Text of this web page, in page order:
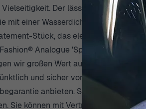
Der lässige Stil
mit einer Wasserdichtigkeit von bis
Stück, das elegante Mode
Analogue 'Sparkle Chic'
wir großen Wert auf Ihr
und sicher vor Ihrer Haustür
anbieten. Sollten Sie
Sie können mit Vertrauen kaufen,